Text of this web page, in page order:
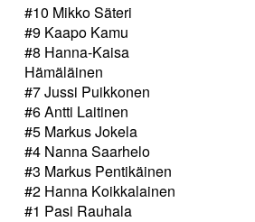
#10 Mikko Säteri
#9 Kaapo Kamu
#8 Hanna-Kaisa
Hämäläinen
#7 Jussi Puikkonen
#6 Antti Laitinen
#5 Markus Jokela
#4 Nanna Saarhelo
#3 Markus Pentikäinen
#2 Hanna Koikkalainen
#1 Pasi Rauhala